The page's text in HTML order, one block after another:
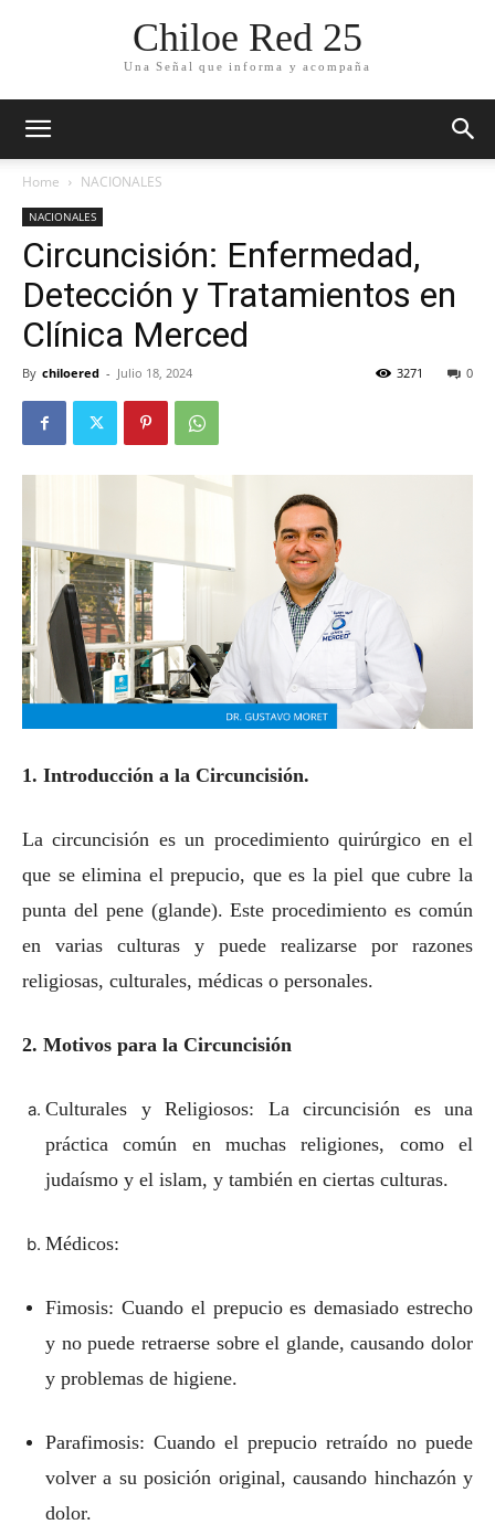
Chiloe Red 25
Una Señal que informa y acompaña
Home NACIONALES
NACIONALES
Circuncisión: Enfermedad,
Detección y Tratamientos en
Clínica Merced
By chiloered - Julio 18, 2024 0
3271
1. Introducción a la Circuncisión.
La circuncisión es un procedimiento quirúrgico en el
que se elimina el prepucio, que es la piel que cubre la
punta del pene (glande). Este procedimiento es común
en varias culturas y puede realizarse por razones
religiosas, culturales, médicas o personales.
2. Motivos para la Circuncisión
Culturales y Religiosos: La circuncisión es una
práctica común en muchas religiones, como el
judaísmo y el islam, y también en ciertas culturas.
Médicos:
Fimosis: Cuando el prepucio es demasiado estrecho
y no puede retraerse sobre el glande, causando dolor
y problemas de higiene.
Parafimosis: Cuando el prepucio retraído no puede
volver a su posición original, causando hinchazón y
dolor.